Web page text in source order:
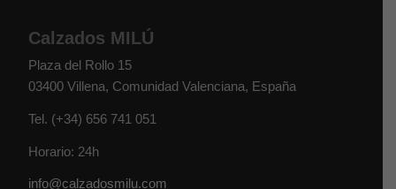
Calzados MILÚ
Plaza del Rollo 15
03400 Villena, Comunidad Valenciana, España
Tel. (+34) 656 741 051
Horario: 24h
info@calzadosmilu.com